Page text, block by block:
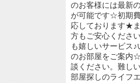
のお客様には最新
が可能です☆初期
応しております★
方もご安心くださ
も嬉しいサービス
のお部屋をご案内
談ください。難し
部屋探しのライフ